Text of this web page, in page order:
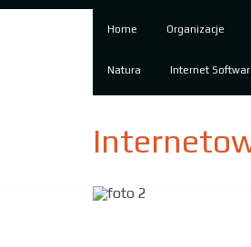
Home Organizacje
Natura Internet